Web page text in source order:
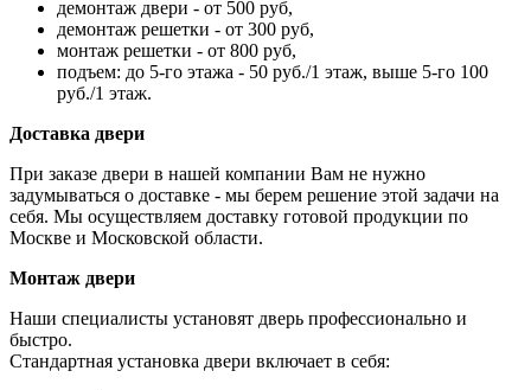
демонтаж двери - от 500 руб,
демонтаж решетки - от 300 руб,
монтаж решетки - от 800 руб,
подъем: до 5-го этажа - 50 руб./1 этаж, выше 5-го 100
руб./1 этаж.
Доставка двери
При заказе двери в нашей компании Вам не нужно
задумываться о доставке - мы берем решение этой задачи на
себя. Мы осуществляем доставку готовой продукции по
Москве и Московской области.
Монтаж двери
Наши специалисты установят дверь профессионально и
быстро.
Стандартная установка двери включает в себя: